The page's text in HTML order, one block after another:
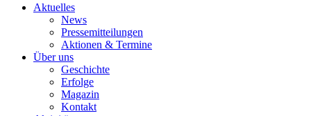
Aktuelles
News
Pressemitteilungen
Aktionen & Termine
Über uns
Geschichte
Erfolge
Magazin
Kontakt